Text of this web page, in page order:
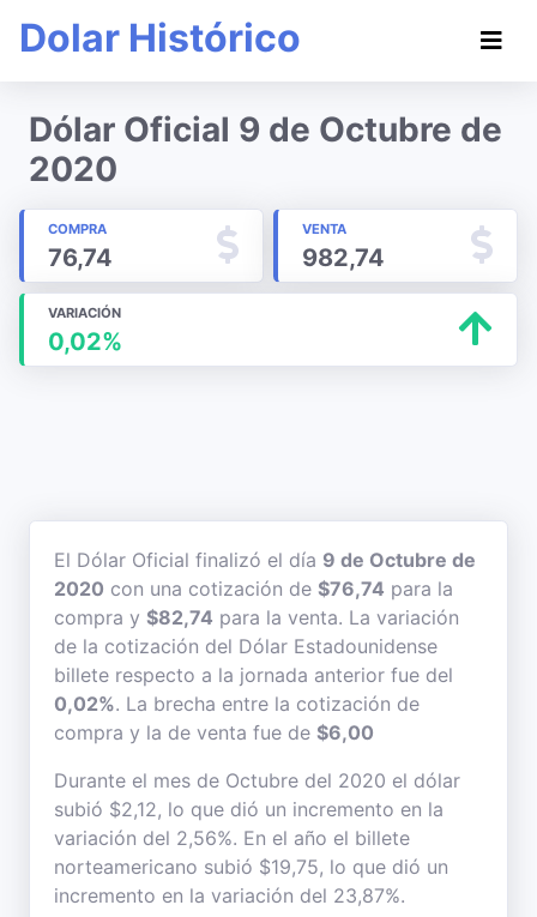
Dolar Histórico
Dólar Oficial 9 de Octubre de
2020
COMPRA
76,74
VENTA
982,74
VARIACIÓN
0,02%
El Dólar Oficial finalizó el día 9 de Octubre de
2020 con una cotización de $76,74 para la
compra y $82,74 para la venta. La variación
de la cotización del Dólar Estadounidense
billete respecto a la jornada anterior fue del
0,02%. La brecha entre la cotización de
compra y la de venta fue de $6,00
Durante el mes de Octubre del 2020 el dólar
subió $2,12, lo que dió un incremento en la
variación del 2,56%. En el año el billete
norteamericano subió $19,75, lo que dió un
incremento en la variación del 23,87%.